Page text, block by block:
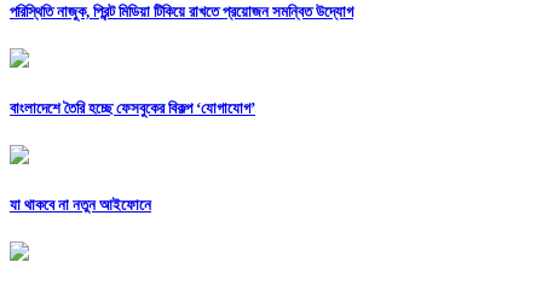
পরিস্থিতি নাজুক, প্রিন্ট মিডিয়া টিকিয়ে রাখতে প্রয়োজন সমন্বিত উদ্যোগ
বাংলাদেশে তৈরি হচ্ছে ফেসবুকের বিকল্প ‘যোগাযোগ’
যা থাকবে না নতুন আইফোনে